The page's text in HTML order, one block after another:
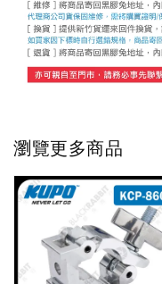
瀏覽更多商品